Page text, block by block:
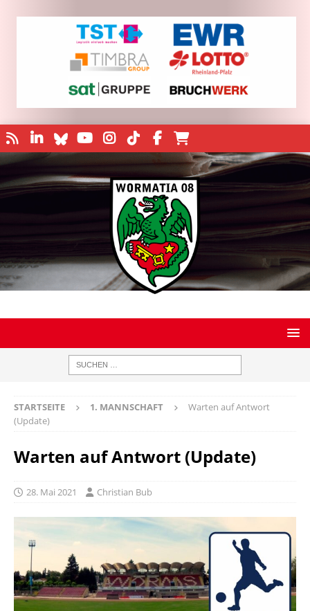
STARTSEITE 1. MANNSCHAFT
Warten auf Antwort
(Update)
Warten auf Antwort (Update)
28. Mai 2021 Christian Bub